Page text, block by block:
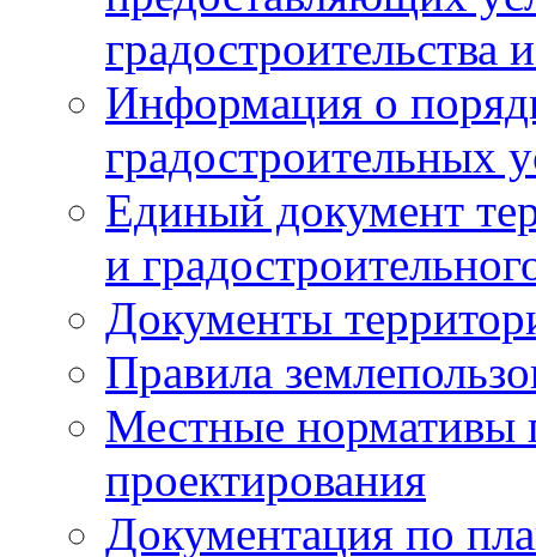
градостроительства
Информация о
градостроительных
Единый документ
и
Документы
Правила
Местные нормативы
проектирования
Документация по